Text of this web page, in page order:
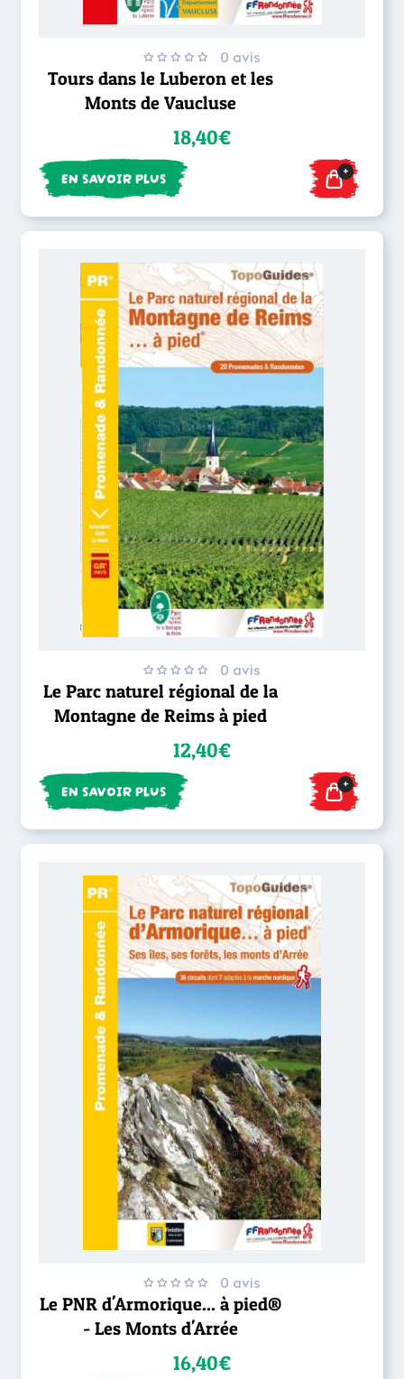
0 avis
Tours dans le Luberon et les
Monts de Vaucluse
18,40€
EN SAVOIR PLUS +
0 avis
Le Parc naturel régional de la
Montagne de Reims à pied
12,40€
EN SAVOIR PLUS +
0 avis
Le PNR d'Armorique... à pied®
- Les Monts d'Arrée
16,40€